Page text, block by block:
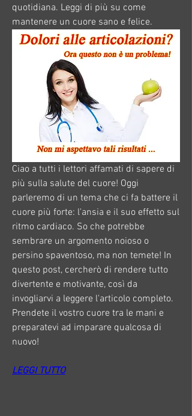
quotidiana. Leggi di più su come
mantenere un cuore sano e felice.
Ciao a tutti i lettori affamati di sapere di
più sulla salute del cuore! Oggi
parleremo di un tema che ci fa battere il
cuore più forte: l'ansia e il suo effetto sul
ritmo cardiaco. So che potrebbe
sembrare un argomento noioso o
persino spaventoso, ma non temete! In
questo post, cercherò di rendere tutto
divertente e motivante, così da
invogliarvi a leggere l'articolo completo.
Prendete il vostro cuore tra le mani e
preparatevi ad imparare qualcosa di
nuovo!
LEGGI TUTTO